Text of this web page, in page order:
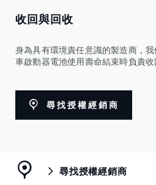
收回與回收
身為具有環境責任意識的製造商，
車啟動器電池使用壽命結束時負責收
尋找授權經銷商
尋找授權經銷商